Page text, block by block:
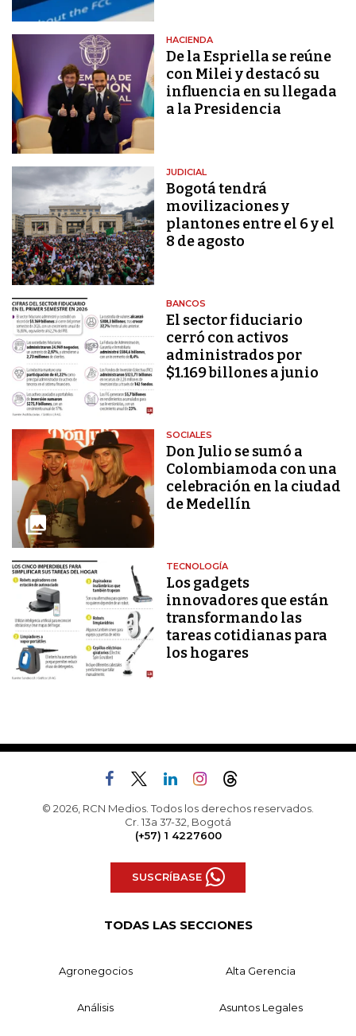
HACIENDA
De la Espriella se reúne
con Milei y destacó su
influencia en su llegada
a la Presidencia
JUDICIAL
Bogotá tendrá
movilizaciones y
plantones entre el 6 y el
8 de agosto
BANCOS
El sector fiduciario
cerró con activos
administrados por
$1.169 billones a junio
SOCIALES
Don Julio se sumó a
Colombiamoda con una
celebración en la ciudad
de Medellín
TECNOLOGÍA
Los gadgets
innovadores que están
transformando las
tareas cotidianas para
los hogares
© 2026, RCN Medios. Todos los derechos reservados.
Cr. 13a 37-32, Bogotá
(+57) 1 4227600
SUSCRÍBASE
TODAS LAS SECCIONES
Agronegocios Alta Gerencia
Análisis Asuntos Legales